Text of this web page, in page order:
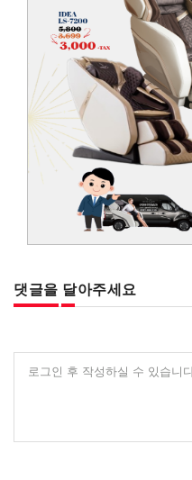
댓글을 달아주세요
로그인 후 작성하실 수 있습니